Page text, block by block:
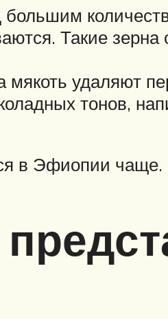
большим
Такие
удаляют
тонов,
в Эфиопии чаще.